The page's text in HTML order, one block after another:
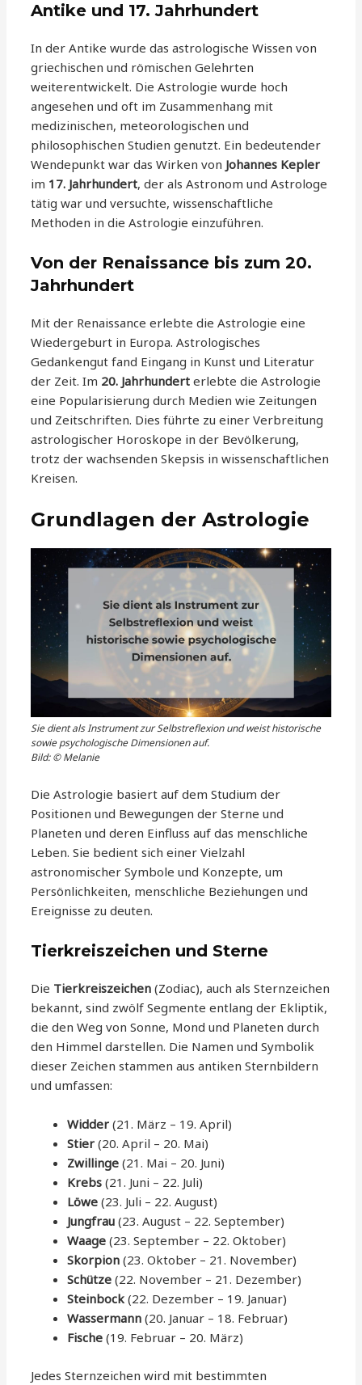
Antike und 17. Jahrhundert
In der Antike wurde das astrologische Wissen von
griechischen und römischen Gelehrten
weiterentwickelt. Die Astrologie wurde hoch
angesehen und oft im Zusammenhang mit
medizinischen, meteorologischen und
philosophischen Studien genutzt. Ein bedeutender
Wendepunkt war das Wirken von Johannes Kepler
im 17. Jahrhundert, der als Astronom und Astrologe
tätig war und versuchte, wissenschaftliche
Methoden in die Astrologie einzuführen.
Von der Renaissance bis zum 20.
Jahrhundert
Mit der Renaissance erlebte die Astrologie eine
Wiedergeburt in Europa. Astrologisches
Gedankengut fand Eingang in Kunst und Literatur
der Zeit. Im 20. Jahrhundert erlebte die Astrologie
eine Popularisierung durch Medien wie Zeitungen
und Zeitschriften. Dies führte zu einer Verbreitung
astrologischer Horoskope in der Bevölkerung,
trotz der wachsenden Skepsis in wissenschaftlichen
Kreisen.
Grundlagen der Astrologie
Sie dient als Instrument zur Selbstreflexion und weist historische
sowie psychologische Dimensionen auf.
Bild: © Melanie
Die Astrologie basiert auf dem Studium der
Positionen und Bewegungen der Sterne und
Planeten und deren Einfluss auf das menschliche
Leben. Sie bedient sich einer Vielzahl
astronomischer Symbole und Konzepte, um
Persönlichkeiten, menschliche Beziehungen und
Ereignisse zu deuten.
Tierkreiszeichen und Sterne
Die Tierkreiszeichen (Zodiac), auch als Sternzeichen
bekannt, sind zwölf Segmente entlang der Ekliptik,
die den Weg von Sonne, Mond und Planeten durch
den Himmel darstellen. Die Namen und Symbolik
dieser Zeichen stammen aus antiken Sternbildern
und umfassen:
Widder (21. März – 19. April)
Stier (20. April – 20. Mai)
Zwillinge (21. Mai – 20. Juni)
Krebs (21. Juni – 22. Juli)
Löwe (23. Juli – 22. August)
Jungfrau (23. August – 22. September)
Waage (23. September – 22. Oktober)
Skorpion (23. Oktober – 21. November)
Schütze (22. November – 21. Dezember)
Steinbock (22. Dezember – 19. Januar)
Wassermann (20. Januar – 18. Februar)
Fische (19. Februar – 20. März)
Jedes Sternzeichen wird mit bestimmten